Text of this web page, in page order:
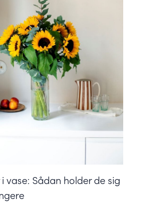
i vase: Sådan holder de sig